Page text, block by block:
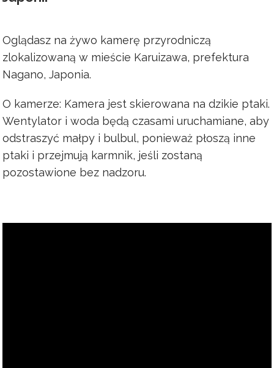
Oglądasz na żywo kamerę przyrodniczą
zlokalizowaną w mieście Karuizawa, prefektura
Nagano, Japonia.
O kamerze: Kamera jest skierowana na dzikie ptaki.
Wentylator i woda będą czasami uruchamiane, aby
odstraszyć małpy i bulbul, ponieważ płoszą inne
ptaki i przejmują karmnik, jeśli zostaną
pozostawione bez nadzoru.